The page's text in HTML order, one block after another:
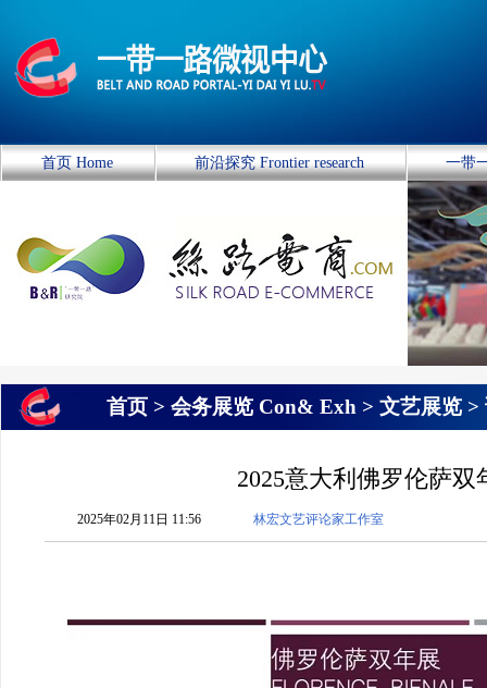
首页 Home 前沿探究 Frontier research 一带
首页 > 会务展览 Con& Exh > 文艺展览 >
2025意大利佛罗伦萨双
2025年02月11日 11:56 林宏文艺评论家工作室